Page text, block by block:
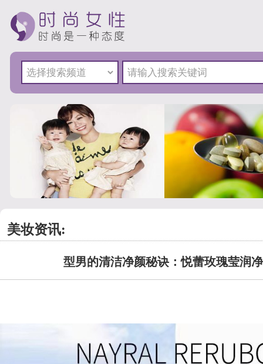
美妆资讯:
型男的清洁净颜秘诀：悦蕾玫瑰莹润